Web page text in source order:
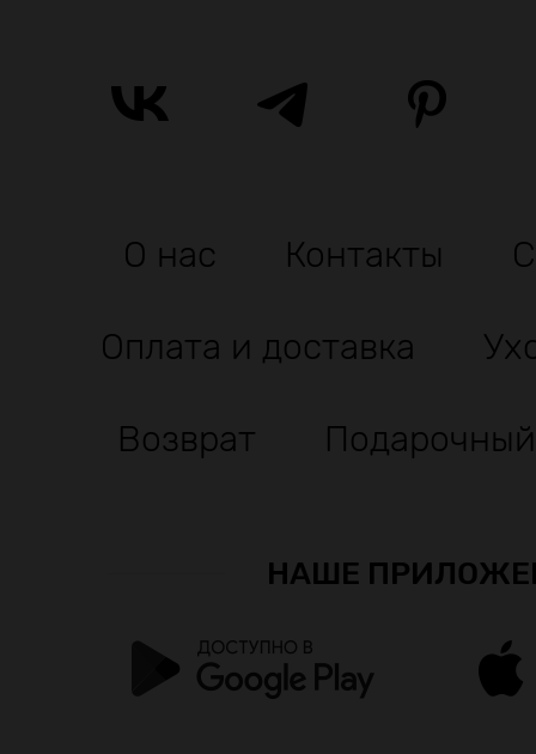
О нас Контакты
Оплата и доставка
Возврат
НАШЕ